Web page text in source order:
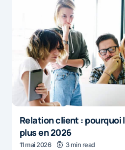
Relation client : pourquoi
plus en 2026
11 mai 2026 3 min read